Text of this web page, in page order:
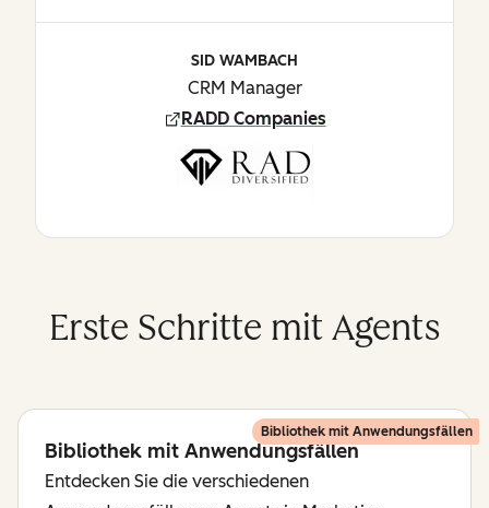
SID WAMBACH
CRM Manager
RADD Companies
Erste Schritte mit Agents
Bibliothek mit Anwendungsfällen
Bibliothek mit Anwendungsfällen
Entdecken Sie die verschiedenen